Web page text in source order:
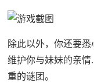
除此以外，你还要悉
维护你与妹妹的亲
重的谜团。